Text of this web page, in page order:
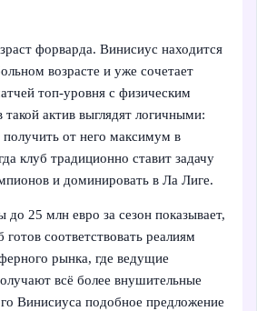
форварда. Винисиус находится
возрасте и уже сочетает
топ-уровня с физическим
актив выглядят логичными:
получить от него максимум в
клуб традиционно ставит задачу
и доминировать в Ла Лиге.
25 млн евро за сезон показывает,
соответствовать реалиям
рынка, где ведущие
всё более внушительные
Винисиуса подобное предложение